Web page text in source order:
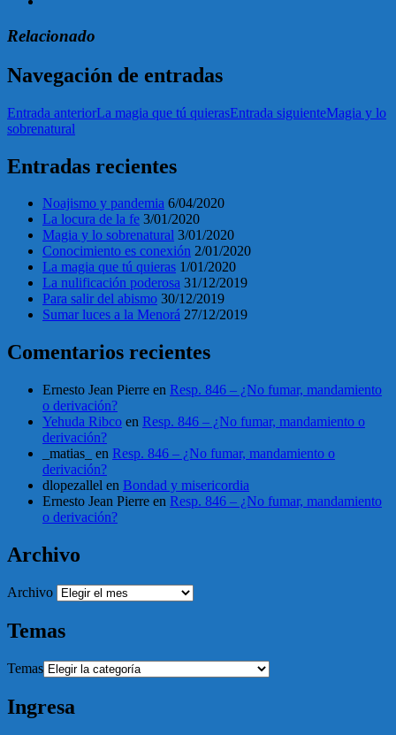
Relacionado
Navegación de entradas
Entrada anteriorLa magia que tú quierasEntrada siguienteMagia y lo
sobrenatural
Entradas recientes
Noajismo y pandemia 6/04/2020
La locura de la fe 3/01/2020
Magia y lo sobrenatural 3/01/2020
Conocimiento es conexión 2/01/2020
La magia que tú quieras 1/01/2020
La nulificación poderosa 31/12/2019
Para salir del abismo 30/12/2019
Sumar luces a la Menorá 27/12/2019
Comentarios recientes
Ernesto Jean Pierre en Resp. 846 – ¿No fumar, mandamiento
o derivación?
Yehuda Ribco en Resp. 846 – ¿No fumar, mandamiento o
derivación?
_matias_
en Resp. 846 – ¿No fumar, mandamiento o
derivación?
dlopezallel en Bondad y misericordia
Ernesto Jean Pierre en Resp. 846 – ¿No fumar, mandamiento
o derivación?
Archivo
Archivo
Temas
Temas
Ingresa